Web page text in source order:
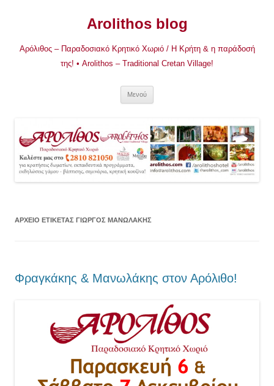
Arolithos blog
Αρόλιθος – Παραδοσιακό Κρητικό Χωριό / Η Κρήτη & η παράδοσή
της! • Arolithos – Traditional Cretan Village!
Μενού
ΑΡΧΕΊΟ ΕΤΙΚΈΤΑΣ ΓΙΏΡΓΟΣ ΜΑΝΩΛΆΚΗΣ
Φραγκάκης & Μανωλάκης στον Αρόλιθο!